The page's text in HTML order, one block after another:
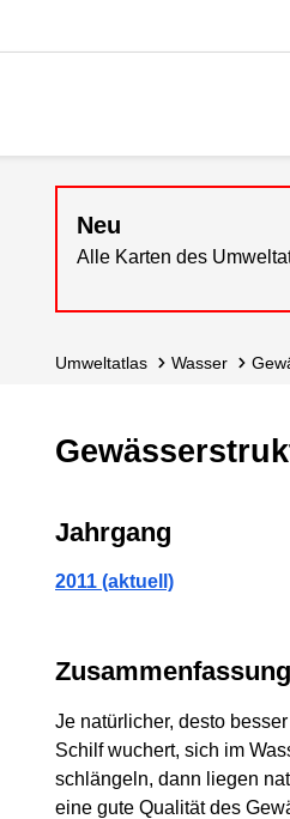
Neu
Alle Karten des
Umweltatlas Wasser
Jahrgang
2011 (aktuell)
Zusammenfassung
Je natürlicher, desto
Schilf wuchert, sich im
schlängeln, dann liegen
eine gute Qualität des